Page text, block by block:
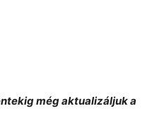
még aktualizáljuk a